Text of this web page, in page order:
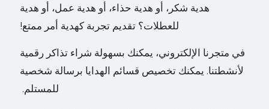
هدية شكر، أو هدية حذاء، أو هدية عمل، أو هدية
للعطلات؟ تقديم تجربة كهدية أمر ممتع!
في متجرنا الإلكتروني، يمكنك بسهولة شراء تذاكر رقمية
لأنشطتنا. يمكنك تخصيص قسائم الهدايا برسالة شخصية
للمستلم.